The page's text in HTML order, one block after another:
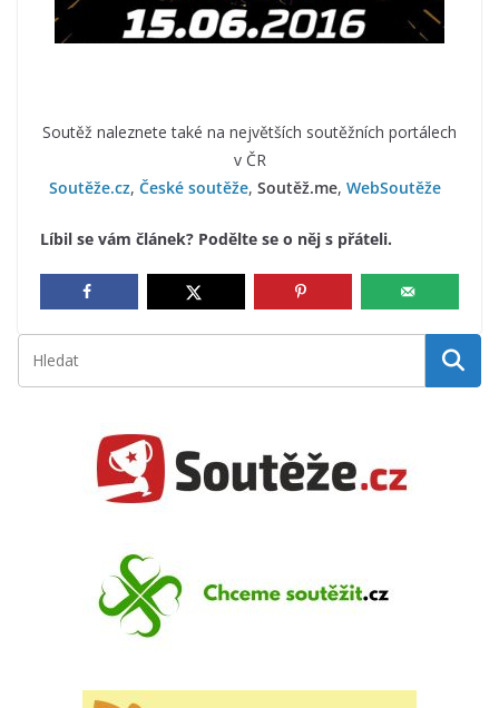
Soutěž naleznete také na největších soutěžních portálech
v ČR
Soutěže.cz, České soutěže, Soutěž.me, WebSoutěže
Líbil se vám článek? Podělte se o něj s přáteli.